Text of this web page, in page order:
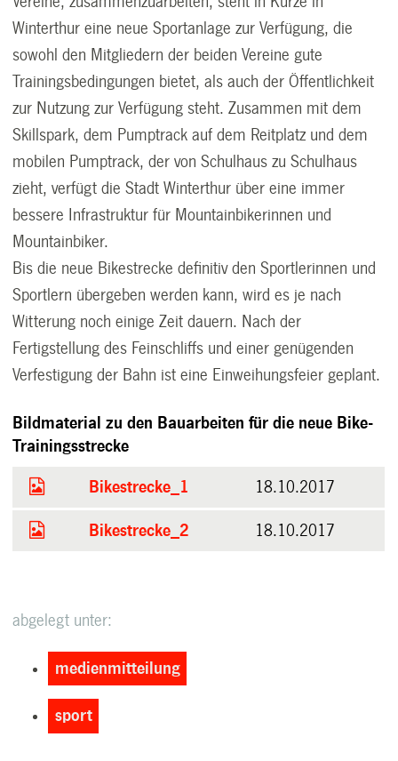
Winterthur eine neue Sportanlage zur Verfügung, die
sowohl den Mitgliedern der beiden Vereine gute
Trainingsbedingungen bietet, als auch der Öffentlichkeit
zur Nutzung zur Verfügung steht. Zusammen mit dem
Skillspark, dem Pumptrack auf dem Reitplatz und dem
mobilen Pumptrack, der von Schulhaus zu Schulhaus
zieht, verfügt die Stadt Winterthur über eine immer
bessere Infrastruktur für Mountainbikerinnen und
Mountainbiker.
Bis die neue Bikestrecke definitiv den Sportlerinnen und
Sportlern übergeben werden kann, wird es je nach
Witterung noch einige Zeit dauern. Nach der
Fertigstellung des Feinschliffs und einer genügenden
Verfestigung der Bahn ist eine Einweihungsfeier geplant.
Bildmaterial zu den Bauarbeiten für die neue Bike-
Trainingsstrecke
Bikestrecke_1 18.10.2017
Bikestrecke_2 18.10.2017
abgelegt unter:
medienmitteilung
sport